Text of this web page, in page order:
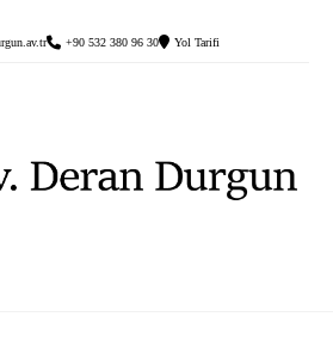
+90 532 380 96 30 Yol Tarifi